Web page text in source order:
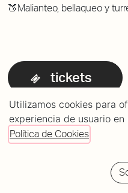
🍑Malianteo, bellaqueo y
tickets
Utilizamos cookies para
experiencia de usuario
Política de Cookies